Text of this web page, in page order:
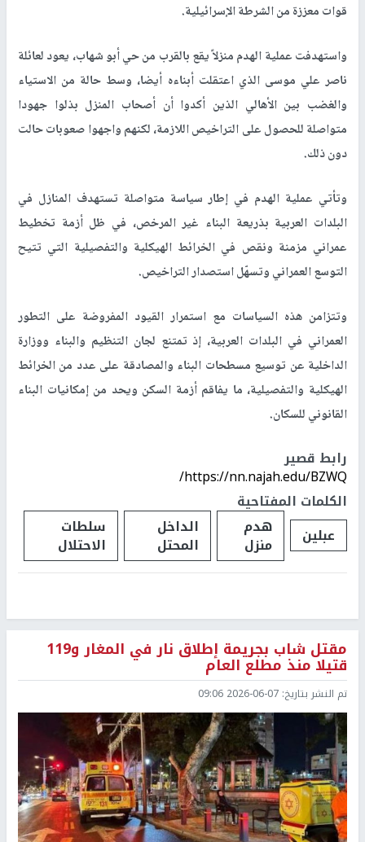
قوات معززة من الشرطة الإسرائيلية.
واستهدفت عملية الهدم منزلاً يقع بالقرب من حي أبو شهاب، يعود لعائلة
ناصر علي موسى الذي اعتقلت أبناءه أيضا، وسط حالة من الاستياء
والغضب بين الأهالي الذين أكدوا أن أصحاب المنزل بذلوا جهودا
متواصلة للحصول على التراخيص اللازمة، لكنهم واجهوا صعوبات حالت
دون ذلك.
وتأتي عملية الهدم في إطار سياسة متواصلة تستهدف المنازل في
البلدات العربية بذريعة البناء غير المرخص، في ظل أزمة تخطيط
عمراني مزمنة ونقص في الخرائط الهيكلية والتفصيلية التي تتيح
التوسع العمراني وتسهّل استصدار التراخيص.
وتتزامن هذه السياسات مع استمرار القيود المفروضة على التطور
العمراني في البلدات العربية، إذ تمتنع لجان التنظيم والبناء ووزارة
الداخلية عن توسيع مسطحات البناء والمصادقة على عدد من الخرائط
الهيكلية والتفصيلية، ما يفاقم أزمة السكن ويحد من إمكانيات البناء
القانوني للسكان.
رابط قصير
https://nn.najah.edu/BZWQ/
الكلمات المفتاحية
عبلين
هدم
منزل
الداخل
المحتل
سلطات
الاحتلال
مقتل شاب بجريمة إطلاق نار في المغار و119
قتيلا منذ مطلع العام
تم النشر بتاريخ: 2026-06-07 09:06